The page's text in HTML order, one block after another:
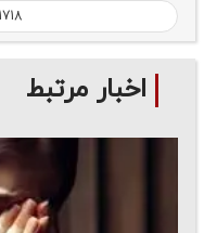
اخبار مرتبط